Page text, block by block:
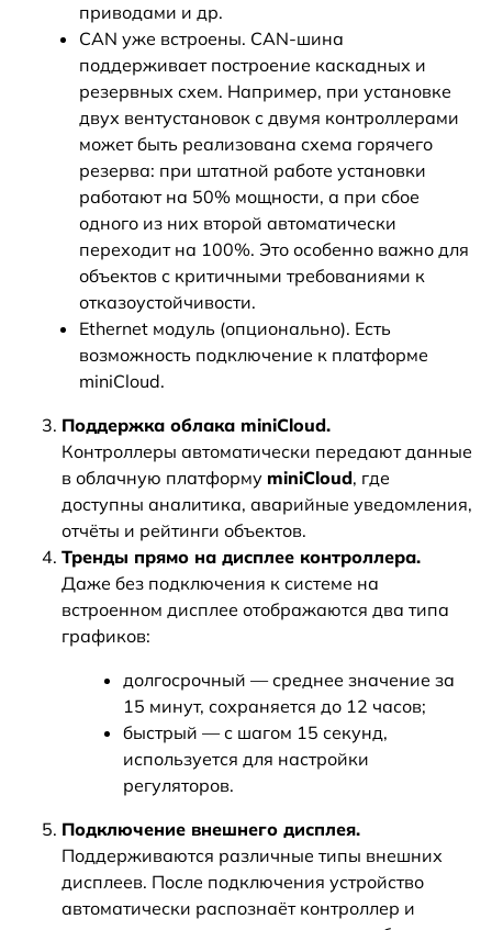
приводами и др.
CAN уже встроены. CAN-шина
поддерживает построение каскадных и
резервных схем. Например, при установке
двух вентустановок с двумя контроллерами
может быть реализована схема горячего
резерва: при штатной работе установки
работают на 50% мощности, а при сбое
одного из них второй автоматически
переходит на 100%. Это особенно важно для
объектов с критичными требованиями к
отказоустойчивости.
Ethernet модуль (опционально). Есть
возможность подключение к платформе
miniCloud.
Поддержка облака miniCloud.
Контроллеры автоматически передают данные
в облачную платформу miniCloud, где
доступны аналитика, аварийные уведомления,
отчёты и рейтинги объектов.
Тренды прямо на дисплее контроллера.
Даже без подключения к системе на
встроенном дисплее отображаются два типа
графиков:
долгосрочный — среднее значение за
15 минут, сохраняется до 12 часов;
быстрый — с шагом 15 секунд,
используется для настройки
регуляторов.
Подключение внешнего дисплея.
Поддерживаются различные типы внешних
дисплеев. После подключения устройство
автоматически распознаёт контроллер и